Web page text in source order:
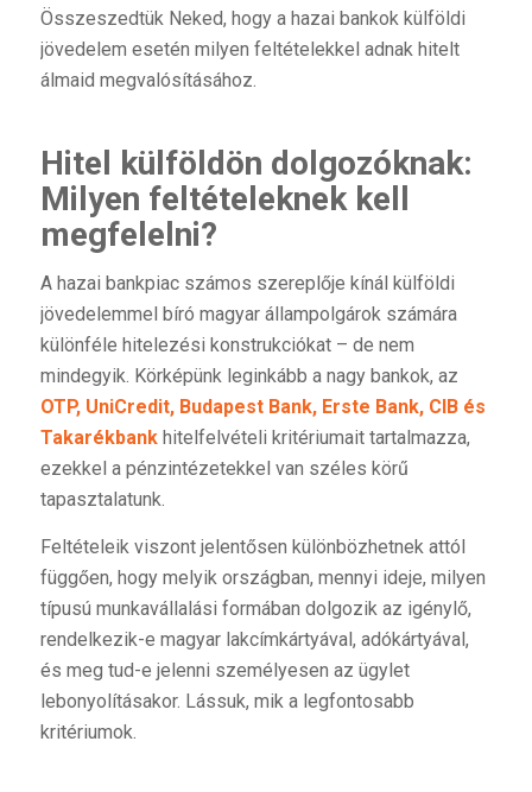
Összeszedtük Neked, hogy a hazai bankok külföldi
jövedelem esetén milyen feltételekkel adnak hitelt
álmaid megvalósításához.
Hitel külföldön dolgozóknak:
Milyen feltételeknek kell
megfelelni?
A hazai bankpiac számos szereplője kínál külföldi
jövedelemmel bíró magyar állampolgárok számára
különféle hitelezési konstrukciókat – de nem
mindegyik. Körképünk leginkább a nagy bankok, az
OTP, UniCredit, Budapest Bank, Erste Bank, CIB és
Takarékbankhitelfelvételi kritériumait tartalmazza,
ezekkel a pénzintézetekkel van széles körű
tapasztalatunk.
Feltételeik viszont jelentősen különbözhetnek attól
függően, hogy melyik országban, mennyi ideje, milyen
típusú munkavállalási formában dolgozik az igénylő,
rendelkezik-e magyar lakcímkártyával, adókártyával,
és meg tud-e jelenni személyesen az ügylet
lebonyolításakor. Lássuk, mik a legfontosabb
kritériumok.